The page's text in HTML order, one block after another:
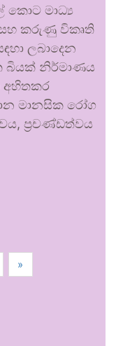
කොට මාධ්‍ය
සහ කරුණු විකෘති
ලබාදෙන
බියක් නිර්මාණය
අහිතකර
මානසික රෝග
ප්‍රචණ්ඩත්වය
»